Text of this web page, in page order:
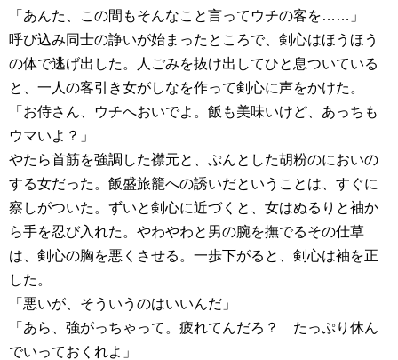
「あんた、この間もそんなこと言ってウチの客を……」
呼び込み同士の諍いが始まったところで、剣心はほうほう
の体で逃げ出した。人ごみを抜け出してひと息ついている
と、一人の客引き女がしなを作って剣心に声をかけた。
「お侍さん、ウチへおいでよ。飯も美味いけど、あっちも
ウマいよ？」
やたら首筋を強調した襟元と、ぷんとした胡粉のにおいの
する女だった。飯盛旅籠への誘いだということは、すぐに
察しがついた。ずいと剣心に近づくと、女はぬるりと袖か
ら手を忍び入れた。やわやわと男の腕を撫でるその仕草
は、剣心の胸を悪くさせる。一歩下がると、剣心は袖を正
した。
「悪いが、そういうのはいいんだ」
「あら、強がっちゃって。疲れてんだろ？ たっぷり休ん
でいっておくれよ」